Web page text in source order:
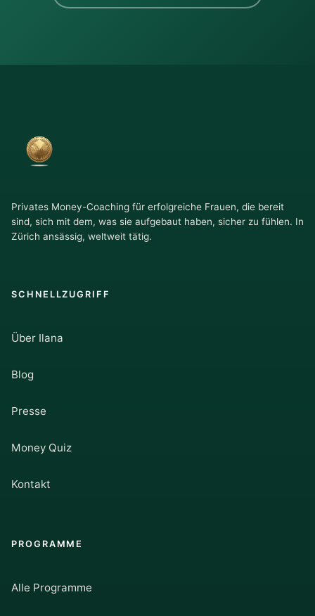
Privates Money-Coaching für erfolgreiche Frauen, die bereit
sind, sich mit dem, was sie aufgebaut haben, sicher zu fühlen. In
Zürich ansässig, weltweit tätig.
SCHNELLZUGRIFF
Über Ilana
Blog
Presse
Money Quiz
Kontakt
PROGRAMME
Alle Programme